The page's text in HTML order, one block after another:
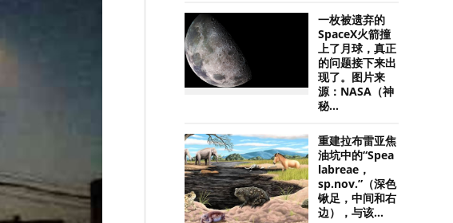
一枚被遗弃的
SpaceX火箭撞
上了月球，真正
的问题接下来出
现了。图片来
源：NASA（神
秘...
重建拉布雷亚焦
油坑中的“Spea
labreae，
sp.nov.”（深色
锹足，中间和右
边），与该...